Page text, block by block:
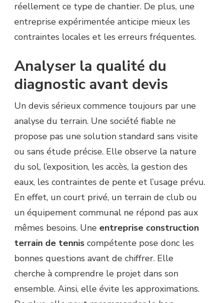
réellement ce type de chantier. De plus, une
entreprise expérimentée anticipe mieux les
contraintes locales et les erreurs fréquentes.
Analyser la qualité du
diagnostic avant devis
Un devis sérieux commence toujours par une
analyse du terrain. Une société fiable ne
propose pas une solution standard sans visite
ou sans étude précise. Elle observe la nature
du sol, l’exposition, les accès, la gestion des
eaux, les contraintes de pente et l’usage prévu.
En effet, un court privé, un terrain de club ou
un équipement communal ne répond pas aux
mêmes besoins. Une entreprise construction
terrain de tennis compétente pose donc les
bonnes questions avant de chiffrer. Elle
cherche à comprendre le projet dans son
ensemble. Ainsi, elle évite les approximations.